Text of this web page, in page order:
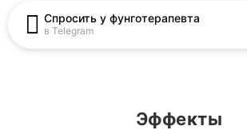
Спросить у фунготерапевта
в Telegram
Эффекты